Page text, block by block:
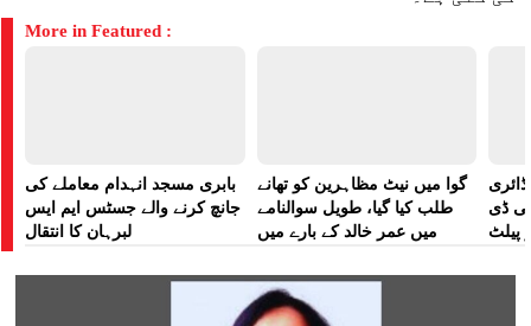
More in Featured :
بابری مسجد انہدام معاملے کی
جانچ کرنے والے جسٹس ایم ایس
لبرہان کا انتقال
گوا میں نیٹ مظاہرین کو تھانے
طلب کیا گیا، طویل سوالنامے
میں عمر خالد کے بارے میں
ڈی
پیلٹ
تھی